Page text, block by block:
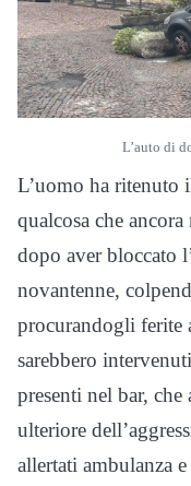
L’auto di
L’uomo ha ritenuto
qualcosa che
dopo aver bloccato
novantenne,
procurandogli ferite
sarebbero
presenti nel bar,
ulteriore
allertati ambulanza